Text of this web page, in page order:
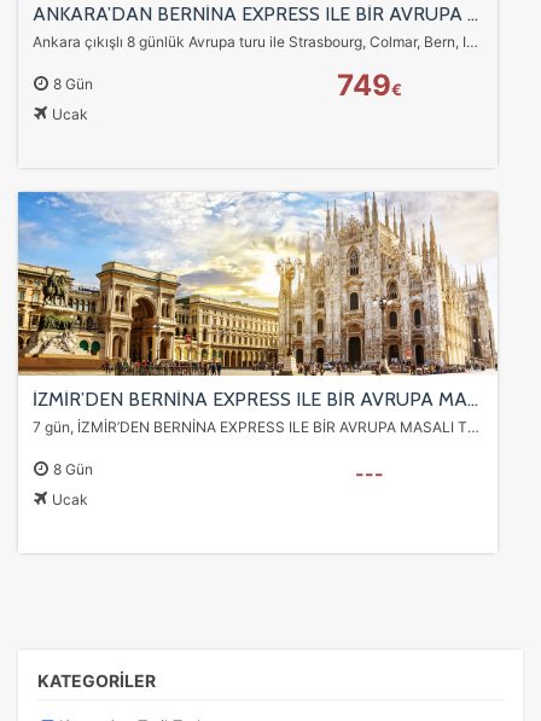
ÇEREZ KULLANIM AYARLARINIZ
ANKARA’DAN BERNİNA EXPRESS ILE BİR AVRUPA MASALI TURU SunExpress Havayolları ile 7 gece
Ankara çıkışlı 8 günlük Avrupa turu ile Strasbourg, Colmar, Bern, Interlaken, Cenevre, Annecy, Nice, Monaco, Portofino, Milano ve Bernina Express tren deneyimi.…
8 Gün
Ucak
749€
İZMİR’DEN BERNİNA EXPRESS ILE BİR AVRUPA MASALI TURU Freebird Havayolları Özel Seferi ile 7 gece
7 gün, İZMİR’DEN BERNİNA EXPRESS ILE BİR AVRUPA MASALI TURU Freebird Havayolları Özel Seferi ile 7 gece turumuz. İtalya & Fransa & İsviçre & Almanya Como – Alsace…
8 Gün
Ucak
---
KATEGORİLER